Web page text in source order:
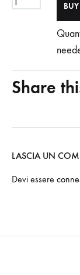
Share
LASCIA UN
Devi essere